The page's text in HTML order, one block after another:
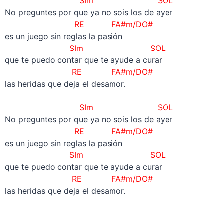
No preguntes por que ya no sois los de ayer
RE FA#m/DO#
es un juego sin reglas la pasión
SIm SOL
que te puedo contar que te ayude a curar
RE FA#m/DO#
las heridas que deja el desamor.
SIm SOL
No preguntes por que ya no sois los de ayer
RE FA#m/DO#
es un juego sin reglas la pasión
SIm SOL
que te puedo contar que te ayude a curar
RE FA#m/DO#
las heridas que deja el desamor.